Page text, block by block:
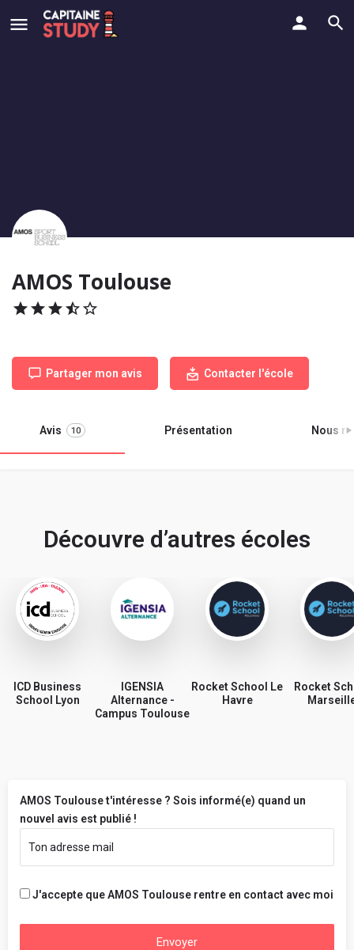
AMOS Toulouse
Partager mon avis Contacter l'école
Avis 10 Présentation Nous
Découvre d’autres écoles
ICD Business
School Lyon
IGENSIA
Alternance -
Campus Toulouse
Rocket School Le
Havre
Rocket
AMOS Toulouse t'intéresse ? Sois informé(e) quand un
nouvel avis est publié !
J'accepte que AMOS Toulouse rentre en contact avec moi
Envoyer